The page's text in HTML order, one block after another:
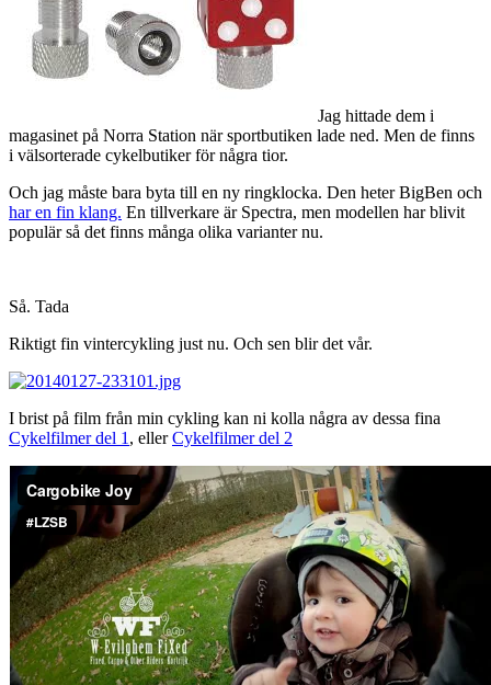
Jag hittade dem i
magasinet på Norra Station när sportbutiken lade ned. Men de finns
i välsorterade cykelbutiker för några tior.
Och jag måste bara byta till en ny ringklocka. Den heter BigBen och
har en fin klang. En tillverkare är Spectra, men modellen har blivit
populär så det finns många olika varianter nu.
Så. Tada
Riktigt fin vintercykling just nu. Och sen blir det vår.
I brist på film från min cykling kan ni kolla några av dessa fina
Cykelfilmer del 1 , ellerCykelfilmer del 2